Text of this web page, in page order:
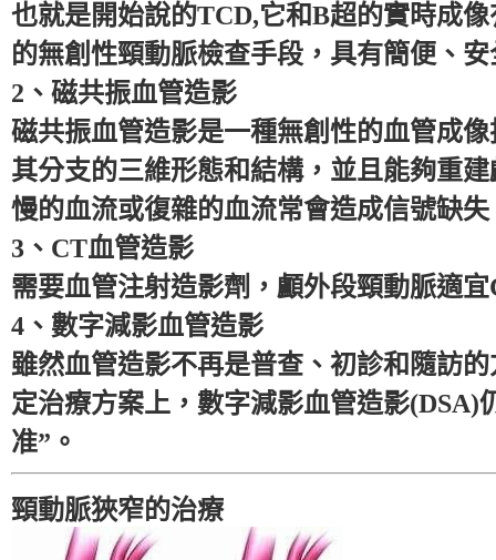
也就是開始說的TCD,它和B超的實時成
的無創性頸動脈檢查手段，具有簡便、
2、磁共振血管造影
磁共振血管造影是一種無創性的血管成
其分支的三維形態和結構，並且能夠重
慢的血流或復雜的血流常會造成信號缺
3、CT血管造影
需要血管注射造影劑，顱外段頸動脈適
4、數字減影血管造影
雖然血管造影不再是普查、初診和隨訪
定治療方案上，數字減影血管造影(DSA)
准”。
頸動脈狹窄的治療